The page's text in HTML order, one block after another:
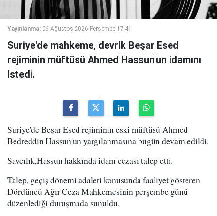
Yayınlanma: 06 Ağustos 2026 Perşembe 17:41
Suriye'de mahkeme, devrik Beşar Esed
rejiminin müftüsü Ahmed Hassun'un idamını
istedi.
Suriye'de Beşar Esed rejiminin eski müftüsü Ahmed
Bedreddin Hassun'un yargılanmasına bugün devam edildi.
Savcılık,Hassun hakkında idam cezası talep etti.
Talep, geçiş dönemi adaleti konusunda faaliyet gösteren
Dördüncü Ağır Ceza Mahkemesinin perşembe günü
düzenlediği duruşmada sunuldu.